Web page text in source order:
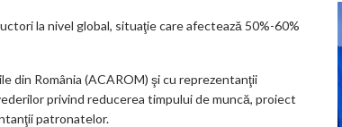
la nivel global, situaţie care afectează 50%-60%
din România (ACAROM) şi cu reprezentanţii
privind reducerea timpului de muncă, proiect
patronatelor.